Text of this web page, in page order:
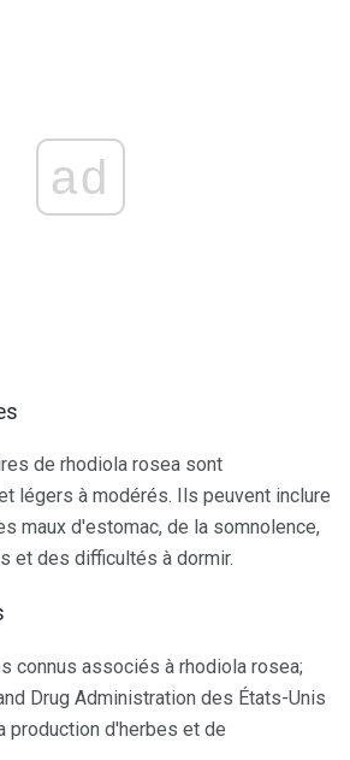
ad
de rhodiola rosea sont
légers à modérés. Ils peuvent inclure
maux d'estomac, de la somnolence,
et des difficultés à dormir.
connus associés à rhodiola rosea;
Drug Administration des États-Unis
production d'herbes et de